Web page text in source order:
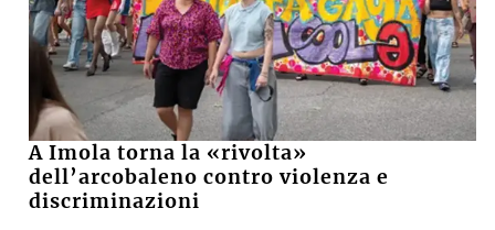
A Imola torna la «rivolta»
dell’arcobaleno contro violenza e
discriminazioni